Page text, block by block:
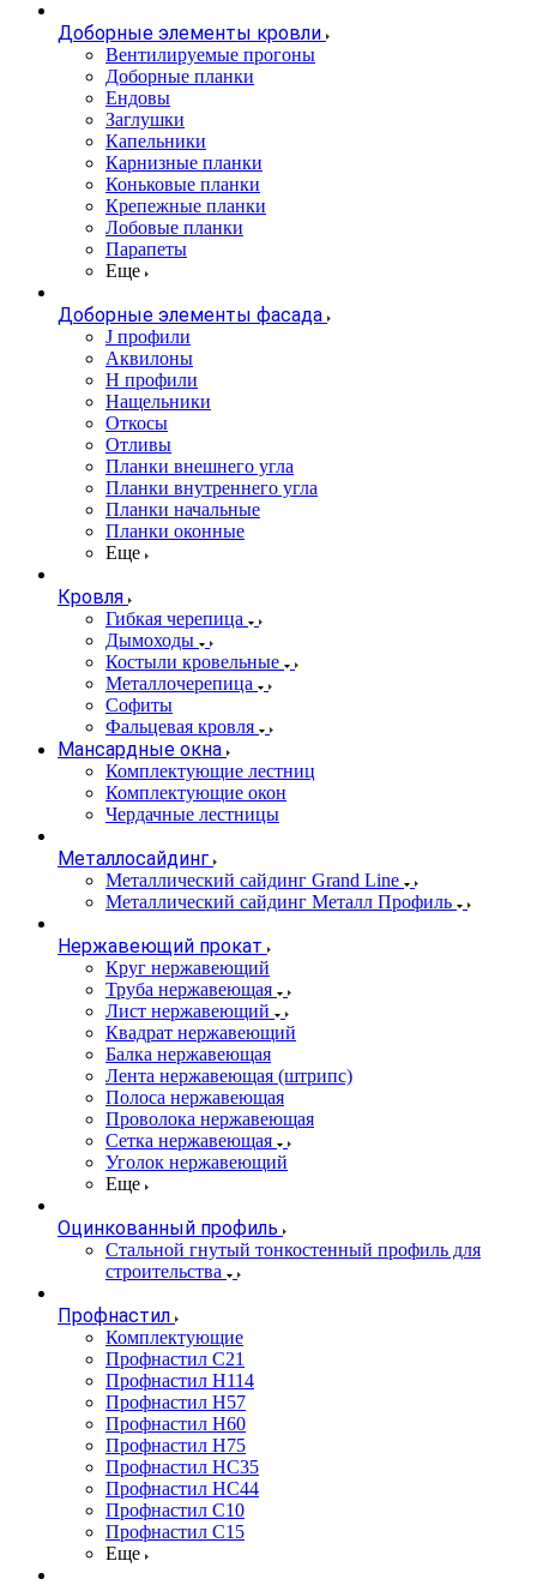
Доборные элементы кровли
Вентилируемые прогоны
Доборные планки
Ендовы
Заглушки
Капельники
Карнизные планки
Коньковые планки
Крепежные планки
Лобовые планки
Парапеты
Еще
Доборные элементы фасада
J профили
Аквилоны
Н профили
Нащельники
Откосы
Отливы
Планки внешнего угла
Планки внутреннего угла
Планки начальные
Планки оконные
Еще
Кровля
Гибкая черепица
Дымоходы
Костыли кровельные
Металлочерепица
Софиты
Фальцевая кровля
Мансардные окна
Комплектующие лестниц
Комплектующие окон
Чердачные лестницы
Металлосайдинг
Металлический сайдинг Grand Line
Металлический сайдинг Металл Профиль
Нержавеющий прокат
Круг нержавеющий
Труба нержавеющая
Лист нержавеющий
Квадрат нержавеющий
Балка нержавеющая
Лента нержавеющая (штрипс)
Полоса нержавеющая
Проволока нержавеющая
Сетка нержавеющая
Уголок нержавеющий
Еще
Оцинкованный профиль
Стальной гнутый тонкостенный профиль для
строительства
Профнастил
Комплектующие
Профнастил C21
Профнастил Н114
Профнастил Н57
Профнастил Н60
Профнастил Н75
Профнастил НС35
Профнастил НС44
Профнастил С10
Профнастил С15
Еще